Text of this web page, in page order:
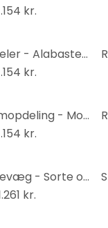
kr.
Skærmrumdeler - Alabaster wonder, 3-delt
kr.
Skærm til rumopdeling - Moderne kunsthåndværk, 3-delt
kr.
Japansk foldevæg - Sorte og hvide blomster, 3-delt
kr.